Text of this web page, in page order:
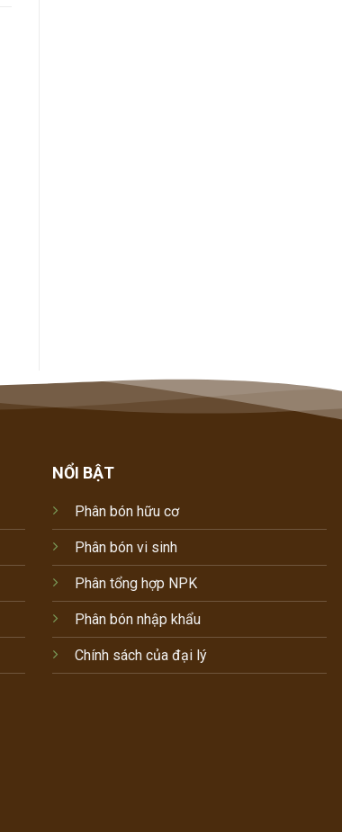
NỔI BẬT
Phân bón hữu cơ
Phân bón vi sinh
Phân tổng hợp NPK
Phân bón nhập khẩu
Chính sách của đại lý